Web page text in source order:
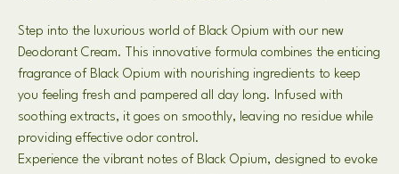
Step into the luxurious world of Black Opium with our new
Deodorant Cream. This innovative formula combines the enticing
fragrance of Black Opium with nourishing ingredients to keep
you feeling fresh and pampered all day long. Infused with
soothing extracts, it goes on smoothly, leaving no residue while
providing effective odor control.
Experience the vibrant notes of Black Opium, designed to evoke